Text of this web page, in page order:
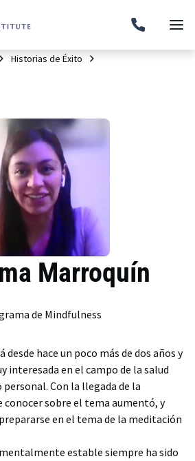
Historias de Éxito
Marroquín
de Mindfulness
desde hace un poco más de dos años y
interesada en el campo de la salud
Con la llegada de la
conocer sobre el tema aumentó, y
en el tema de la meditación
estable siempre ha sido